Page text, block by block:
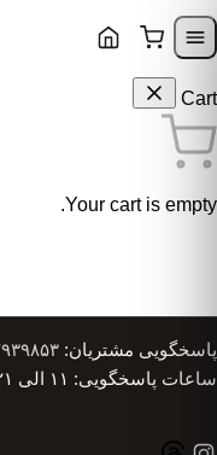
Skip to navigation
Cart
Your cart is empty.
پاسخگویی مشتریان:
ساعات پاسخگویی: ۱۱ الی ۲۱ (روزهای غیر تعطیل)